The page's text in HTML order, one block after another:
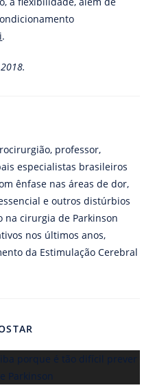
.
professor,
especialistas brasileiros
ênfase nas áreas de dor,
e outros distúrbios
na cirurgia de Parkinson
nos últimos anos,
da Estimulação Cerebral